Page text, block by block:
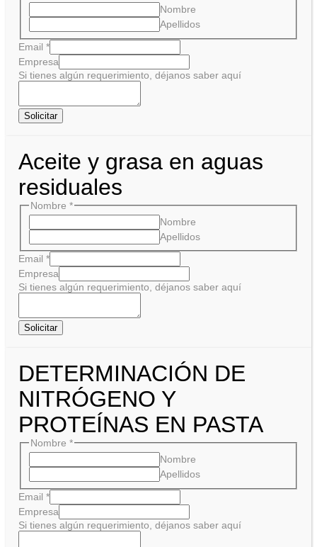
Nombre
Apellidos
Email *
Empresa
Si tienes algún requerimiento, déjanos saber aquí
Solicitar
Aceite y grasa en aguas
residuales
Nombre *
Nombre
Apellidos
Email *
Empresa
Si tienes algún requerimiento, déjanos saber aquí
Solicitar
DETERMINACIÓN DE
NITRÓGENO Y
PROTEÍNAS EN PASTA
Nombre *
Nombre
Apellidos
Email *
Empresa
Si tienes algún requerimiento, déjanos saber aquí